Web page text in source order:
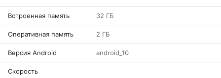
Встроенная память 32 ГБ
Оперативная память 2 ГБ
Версия Android android_10
Скорость